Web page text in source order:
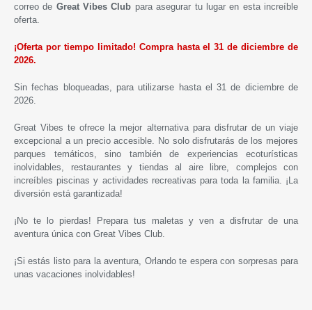
correo de Great Vibes Club para asegurar tu lugar en esta increíble
oferta.
¡Oferta por tiempo limitado! Compra hasta el 31 de diciembre de
2026.
Sin fechas bloqueadas, para utilizarse hasta el 31 de diciembre de
2026.
Great Vibes te ofrece la mejor alternativa para disfrutar de un viaje
excepcional a un precio accesible. No solo disfrutarás de los mejores
parques temáticos, sino también de experiencias ecoturísticas
inolvidables, restaurantes y tiendas al aire libre, complejos con
increíbles piscinas y actividades recreativas para toda la familia. ¡La
diversión está garantizada!
¡No te lo pierdas! Prepara tus maletas y ven a disfrutar de una
aventura única con Great Vibes Club.
¡Si estás listo para la aventura, Orlando te espera con sorpresas para
unas vacaciones inolvidables!